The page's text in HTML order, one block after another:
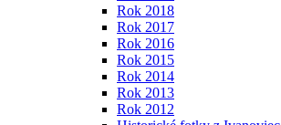
Rok 2018
Rok 2017
Rok 2016
Rok 2015
Rok 2014
Rok 2013
Rok 2012